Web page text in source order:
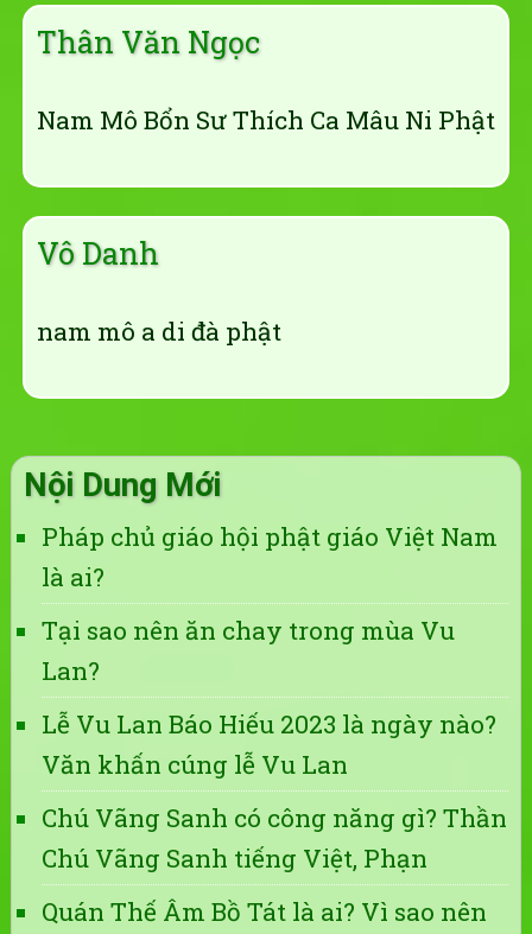
Thân Văn Ngọc
Nam Mô Bổn Sư Thích Ca Mâu Ni Phật
Vô Danh
nam mô a di đà phật
Nội Dung Mới
Pháp chủ giáo hội phật giáo Việt Nam
là ai?
Tại sao nên ăn chay trong mùa Vu
Lan?
Lễ Vu Lan Báo Hiếu 2023 là ngày nào?
Văn khấn cúng lễ Vu Lan
Chú Vãng Sanh có công năng gì? Thần
Chú Vãng Sanh tiếng Việt, Phạn
Quán Thế Âm Bồ Tát là ai? Vì sao nên